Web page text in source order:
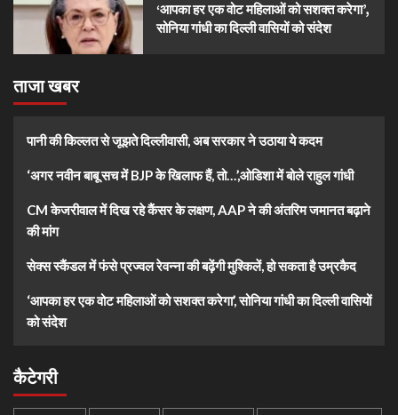
‘आपका हर एक वोट महिलाओं को सशक्त करेगा’,
सोनिया गांधी का दिल्ली वासियों को संदेश
ताजा खबर
पानी की किल्लत से जूझते दिल्लीवासी, अब सरकार ने उठाया ये कदम
‘अगर नवीन बाबू सच में BJP के खिलाफ हैं, तो…’,ओडिशा में बोले राहुल गांधी
CM केजरीवाल में दिख रहे कैंसर के लक्षण, AAP ने की अंतरिम जमानत बढ़ाने
की मांग
सेक्स स्कैंडल में फंसे प्रज्वल रेवन्ना की बढ़ेंगी मुश्किलें, हो सकता है उम्रकैद
‘आपका हर एक वोट महिलाओं को सशक्त करेगा’, सोनिया गांधी का दिल्ली वासियों
को संदेश
कैटेगरी